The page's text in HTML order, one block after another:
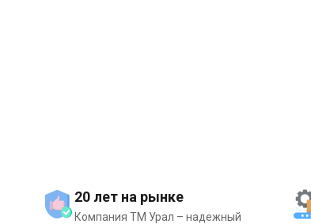
20 лет на рынке
Компания ТМ Урал – надежный